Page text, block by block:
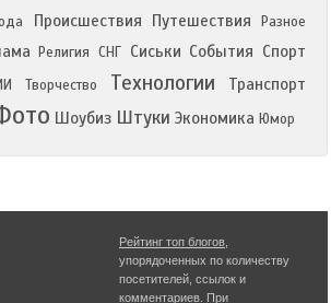
Происшествия Путешествия
Разное
Религия СНГ Сиськи События Спорт
Творчество Технологии Транспорт
Шоубиз Штуки Экономика Юмор
Рейтинг топ блогов
упорядоченных по количеству
посетителей, ссылок и
комментариев. При